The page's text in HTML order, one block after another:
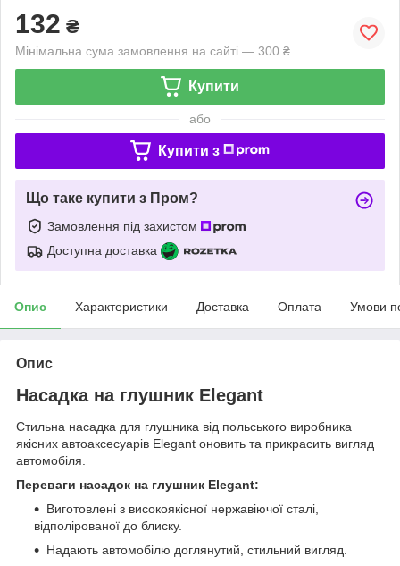
132 ₴
Мінімальна сума замовлення на сайті — 300 ₴
Купити
або
Купити з
Що таке купити з Пром?
Замовлення під захистом
Доступна доставка
Опис Характеристики Доставка Оплата Умови
Опис
Насадка на глушник Elegant
Стильна насадка для глушника від польського виробника
якісних автоаксесуарів Elegant оновить та прикрасить вигляд
автомобіля.
Переваги насадок на глушник Elegant:
Виготовлені з високоякісної нержавіючої сталі,
відполірованої до блиску.
Надають автомобілю доглянутий, стильний вигляд.